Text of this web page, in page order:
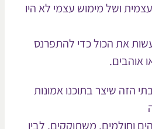
מימוש עצמי לא היו
הכול כדי להתפרנס
בתוכנו אמונות
משתוקקים, לבין